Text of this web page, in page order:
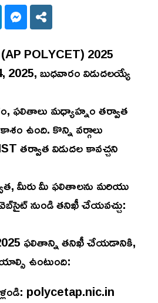
(AP POLYCET) 2025
బుధవారం విడుదలయ్యే
ఫలితాలు మధ్యాహ్నం తర్వాత
ఉంది. కొన్ని వర్గాలు
తర్వాత విడుదల కావచ్చని
మీరు మీ ఫలితాలను మరియు
నుండి తనిఖీ చేయవచ్చు:
ఫలితాన్ని తనిఖీ చేయడానికి,
ఉంటుంది:
polycetap.nic.in